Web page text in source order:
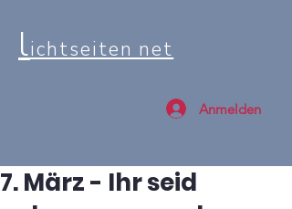
lichtseiten net
Anmelden
7. März - Ihr seid